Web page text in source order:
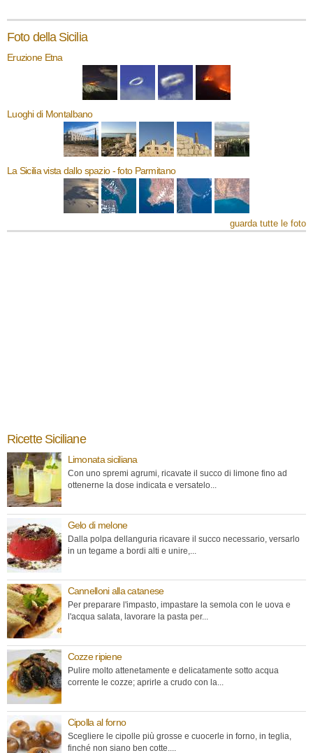
Foto della Sicilia
Eruzione Etna
Luoghi di Montalbano
La Sicilia vista dallo spazio - foto Parmitano
guarda tutte le foto
Ricette Siciliane
Limonata siciliana
Con uno spremi agrumi, ricavate il succo di limone fino ad
ottenerne la dose indicata e versatelo...
Gelo di melone
Dalla polpa dellanguria ricavare il succo necessario, versarlo
in un tegame a bordi alti e unire,...
Cannelloni alla catanese
Per preparare l'impasto, impastare la semola con le uova e
l'acqua salata, lavorare la pasta per...
Cozze ripiene
Pulire molto attenetamente e delicatamente sotto acqua
corrente le cozze; aprirle a crudo con la...
Cipolla al forno
Scegliere le cipolle più grosse e cuocerle in forno, in teglia,
finché non siano ben cotte....